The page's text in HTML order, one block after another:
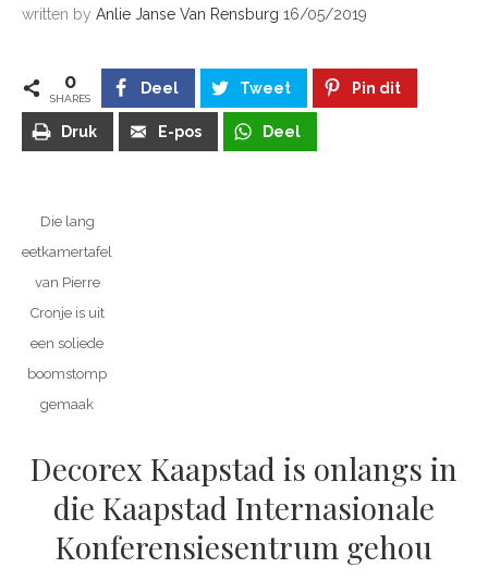
written by Anlie Janse Van Rensburg 16/05/2019
0
SHARES
Deel Tweet Pin dit
Druk E-pos Deel
Die lang
eetkamertafel
van Pierre
Cronje is uit
een soliede
boomstomp
gemaak
Decorex Kaapstad is onlangs in
die Kaapstad Internasionale
Konferensiesentrum gehou